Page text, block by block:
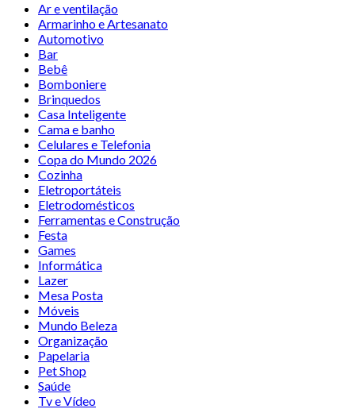
Ar e ventilação
Armarinho e Artesanato
Automotivo
Bar
Bebê
Bomboniere
Brinquedos
Casa Inteligente
Cama e banho
Celulares e Telefonia
Copa do Mundo 2026
Cozinha
Eletroportáteis
Eletrodomésticos
Ferramentas e Construção
Festa
Games
Informática
Lazer
Mesa Posta
Móveis
Mundo Beleza
Organização
Papelaria
Pet Shop
Saúde
Tv e Vídeo